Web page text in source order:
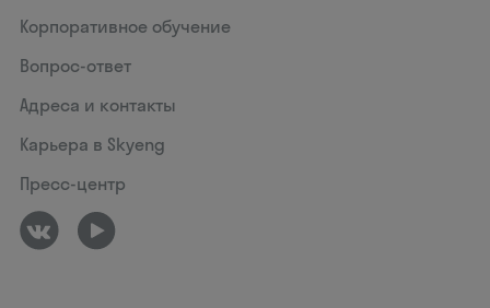
Корпоративное обучение
Вопрос-ответ
Адреса и контакты
Карьера в Skyeng
Пресс-центр